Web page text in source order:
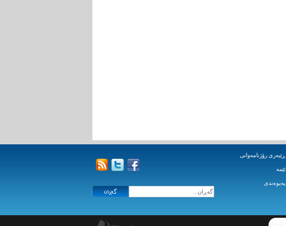
ڕێبه‌ری رۆژنامه‌وانی
ئێمه‌
په‌یوه‌ندی